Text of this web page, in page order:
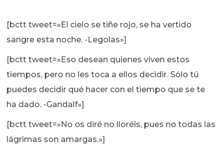
[bctt tweet=»El cielo se tiñe rojo, se ha vertido
sangre esta noche. -Legolas»]
[bctt tweet=»Eso desean quienes viven estos
tiempos, pero no les toca a ellos decidir. Sólo tú
puedes decidir qué hacer con el tiempo que se te
ha dado. -Gandalf»]
[bctt tweet=»No os diré no lloréis, pues no todas las
lágrimas son amargas.»]